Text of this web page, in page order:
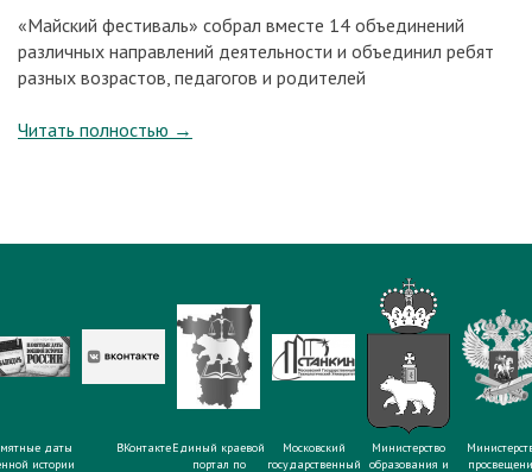
«Майский фестиваль» собрал вместе 14 объединений
различных направлений деятельности и объединил ребят
разных возрастов, педагогов и родителей
Читать полностью →
даты
истории
ВКонтактеЕдиный краевой
портал по
Московский
государственный
Министерство
образования и